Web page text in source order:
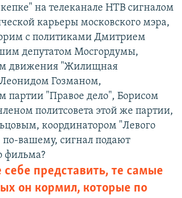
на телеканале НТВ сигналом
карьеры московского мэра,
с политиками Дмитрием
депутатом Мосгордумы,
движения "Жилищная
Гозманом,
партии "Правое дело", Борисом
политсовета этой же партии,
координатором "Левого
вашему, сигнал подают
фильма?
представить, те самые
он кормил, которые по